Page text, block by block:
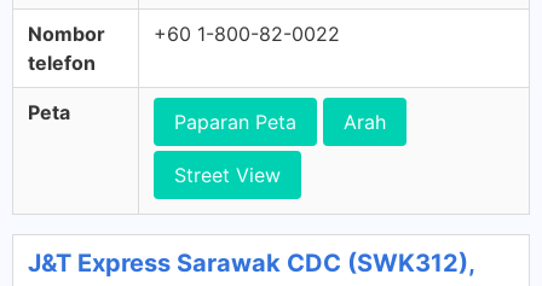
Nombor
telefon
+60 1-800-82-0022
Peta Paparan Peta Arah
Street View
J&T Express Sarawak CDC (SWK312),